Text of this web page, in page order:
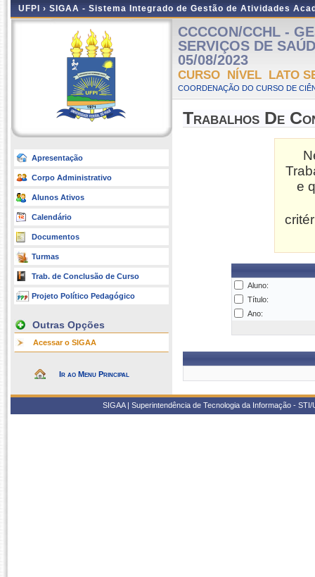
UFPI › SIGAA - Sistema Integrado de Gestão de Atividades
Apresentação
Corpo Administrativo
Alunos Ativos
Calendário
Documentos
Turmas
Trab. de Conclusão de Curso
Projeto Político Pedagógico
Outras Opções
Acessar o SIGAA
Ir ao Menu Principal
CCCCON/CCHL -
SERVIÇOS DE
05/08/2023
CURSO NÍVEL LATO
COORDENAÇÃO DO CURSO DE
Trabalhos De
e
Aluno:
Título:
Ano:
SIGAA | Superintendência de Tecnologia da Informação -